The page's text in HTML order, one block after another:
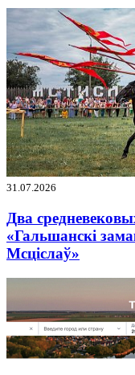
31.07.2026
Два
«Гальшанскі
Мсціслаў»